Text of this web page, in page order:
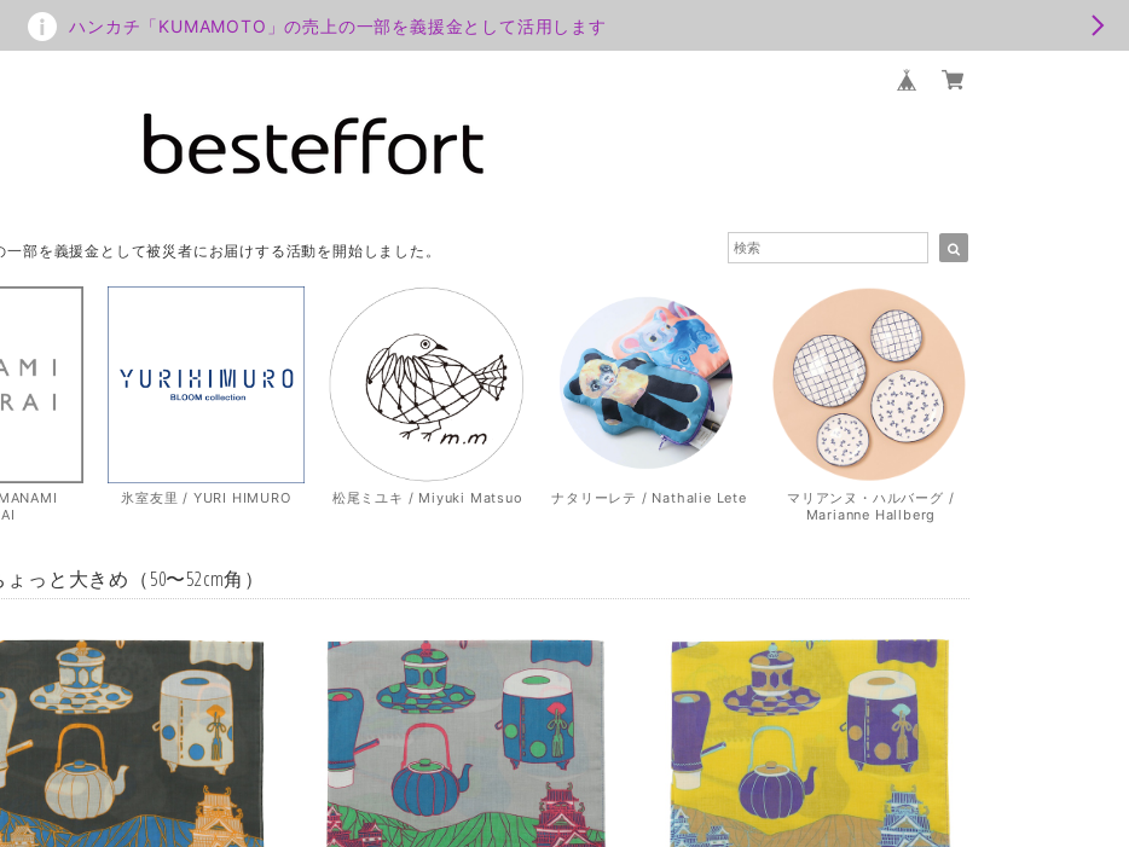
ハンカチ「KUMAMOTO」の売上の一部を義援金として活用します
部を義援金として被災者にお届けする活動を開始しました。
氷室友里 / YURI HIMURO 松尾ミユキ / Miyuki Matsuo ナタリーレテ / Nathalie Lete
マリアンヌ・ハルバーグ /
Marianne Hallberg
ょっと大きめ（50〜52cm角）